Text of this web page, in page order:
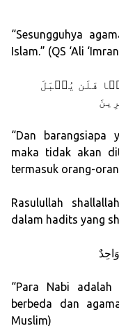
“Sesungguhya
Islam.” (QS ‘Ali
فَلَن يُقۡبَلَ
“Dan barangsiapa
maka tidak akan
termasuk orang-
Rasulullah
dalam hadits yang
“Para Nabi adalah
berbeda dan
Muslim)